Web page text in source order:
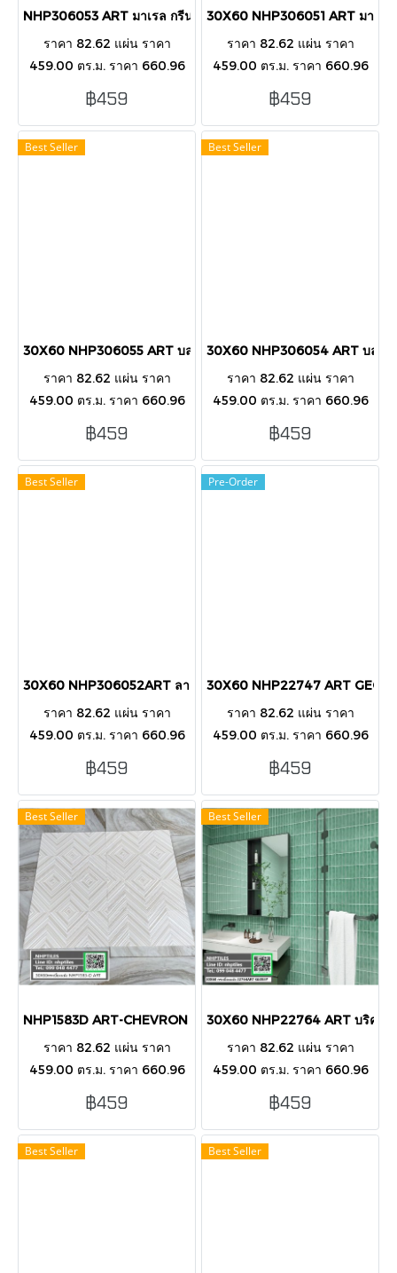
NHP306053 ART มาเรล กรีน 30X60CM.(Glossy)
ราคา 82.62 แผ่น ราคา
459.00 ตร.ม. ราคา 660.96
กล่อง บรรขุ 8 แผ่น/กล่อง/1.44
ตารางเมตร กระเบื้องตกแต่ง
ผนังภายนอก-ในอาคาร
฿459
30X60 NHP306051 ART มาเรล
ราคา 82.62 แผ่น ราคา
459.00 ตร.ม. ราคา 660.96
กล่อง บรรขุ 8 แผ่น/กล่อง/1.44
ตารางเมตร กระเบื้องตกแต่ง
ผนังภายนอก-ในอาคาร
฿459
Best Seller
30X60 NHP306055 ART บลอสซั่ม ชมพู Glossy
ราคา 82.62 แผ่น ราคา
459.00 ตร.ม. ราคา 660.96
กล่อง บรรขุ 8 แผ่น/กล่อง/1.44
ตารางเมตร กระเบื้องตกแต่ง
ผนังภายนอก-ในอาคาร
฿459
Best Seller
30X60 NHP306054 ART บลอส
ราคา 82.62 แผ่น ราคา
459.00 ตร.ม. ราคา 660.96
กล่อง บรรขุ 8 แผ่น/กล่อง/1.44
ตารางเมตร กระเบื้องตกแต่ง
ผนังภายนอก-ในอาคาร
฿459
Best Seller
30X60 NHP306052ART ลายหินอ่อนดำ GLOSSY
ราคา 82.62 แผ่น ราคา
459.00 ตร.ม. ราคา 660.96
กล่อง บรรขุ 8 แผ่น/กล่อง/1.44
ตารางเมตร กระเบื้องตกแต่ง
ผนังภายนอก-ในอาคาร
฿459
Pre-Order
30X60 NHP22747 ART
ราคา 82.62 แผ่น ราคา
459.00 ตร.ม. ราคา 660.96
กล่อง บรรขุ 8 แผ่น/กล่อง/1.44
ตารางเมตร กระเบื้องตกแต่ง
ผนังภายนอก-ในอาคาร
฿459
Best Seller
NHP1583D ART-CHEVRON BEIGE GLOSS 30X60
ราคา 82.62 แผ่น ราคา
459.00 ตร.ม. ราคา 660.96
กล่อง บรรขุ 8 แผ่น/กล่อง/1.44
ตารางเมตร กระเบื้องตกแต่ง
ผนังภายนอก-ในอาคาร
฿459
Best Seller
30X60 NHP22764 ART บริค เขี
ราคา 82.62 แผ่น ราคา
459.00 ตร.ม. ราคา 660.96
กล่อง บรรขุ 8 แผ่น/กล่อง/1.44
ตารางเมตร กระเบื้องตกแต่ง
ผนังภายนอก-ในอาคาร
฿459
Best Seller Best Seller